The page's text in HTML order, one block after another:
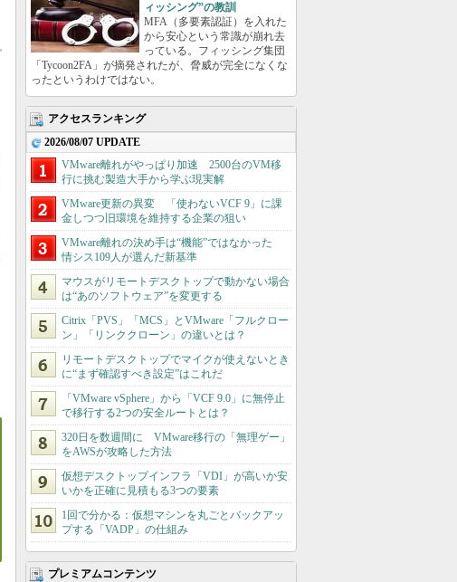
ィッシング”の教訓
MFA（多要素認証）を入れた
から安心という常識が崩れ去
っている。フィッシング集団
「Tycoon2FA」が摘発されたが、脅威が完全になくな
ったというわけではない。
アクセスランキング
2026/08/07 UPDATE
VMware離れがやっぱり加速 2500台のVM移
行に挑む製造大手から学ぶ現実解
VMware更新の異変 「使わないVCF 9」に課
金しつつ旧環境を維持する企業の狙い
VMware離れの決め手は“機能”ではなかった
情シス109人が選んだ新基準
マウスがリモートデスクトップで動かない場合
は“あのソフトウェア”を変更する
Citrix「PVS」「MCS」とVMware「フルクロー
ン」「リンククローン」の違いとは？
リモートデスクトップでマイクが使えないとき
に“まず確認すべき設定”はこれだ
「VMware vSphere」から「VCF 9.0」に無停止
で移行する2つの安全ルートとは？
320日を数週間に VMware移行の「無理ゲー」
をAWSが攻略した方法
仮想デスクトップインフラ「VDI」が高いか安
いかを正確に見積もる3つの要素
1回で分かる：仮想マシンを丸ごとバックアッ
プする「VADP」の仕組み
プレミアムコンテンツ